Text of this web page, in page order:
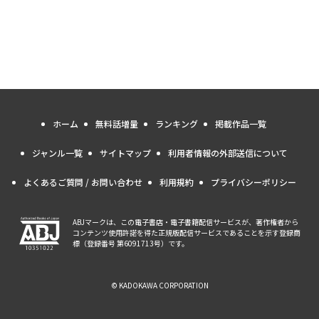
ホーム 無料話増量 ランキング 掲載作品一覧
ジャンル一覧 サイトマップ 利用者情報の外部送信について
よくあるご質問 / お問い合わせ 利用規約 プライバシーポリシー
ABJマークは、この電子書店・電子書籍配信サービスが、著作権者から
コンテンツ使用許諾を得た正規版配信サービスであることを示す登録商
標（登録番号 第6091713号）です。
© KADOKAWA CORPORATION